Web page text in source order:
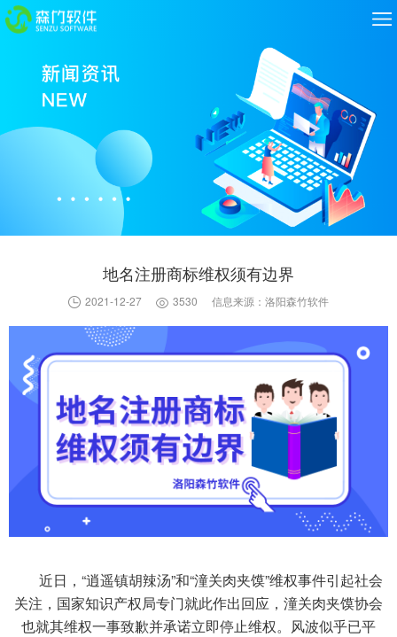
地名注册商标维权须有边界
2021-12-27 3530 信息来源：洛阳森竹软件
近日，“逍遥镇胡辣汤”和“潼关肉夹馍”维权事件引起社会
关注，国家知识产权局专门就此作出回应，潼关肉夹馍协会
也就其维权一事致歉并承诺立即停止维权。风波似乎已平